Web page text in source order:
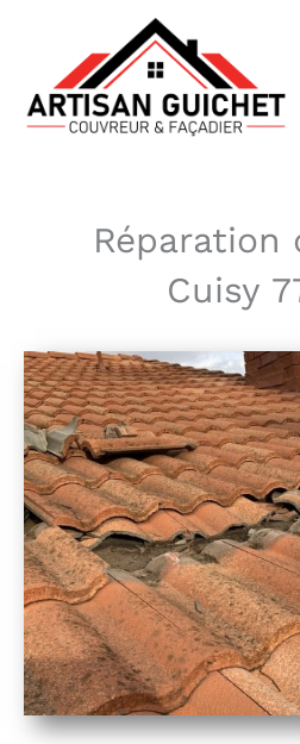
contenu
Réparation
Cuisy